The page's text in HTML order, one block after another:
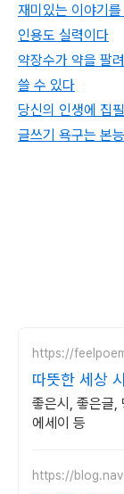
재미있는 이야기
인용도 실력이다
약장수가 약을 팔
쓸 수 있다
당신의 인생에 집
글쓰기 욕구는 본
https://
따
좋은시, 좋은글,
에세이 등
https://